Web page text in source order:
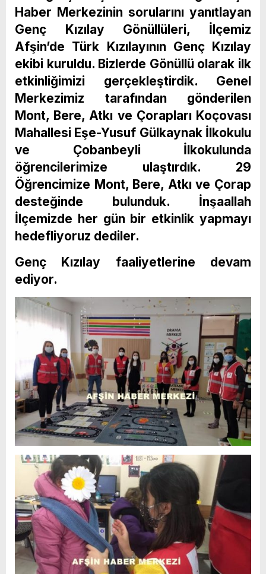
Haber Merkezinin sorularını yanıtlayan
Genç Kızılay Gönüllüleri, İlçemiz
Afşin’de Türk Kızılayının Genç Kızılay
ekibi kuruldu. Bizlerde Gönüllü olarak ilk
etkinliğimizi gerçekleştirdik. Genel
Merkezimiz tarafından gönderilen
Mont, Bere, Atkı ve Çorapları Koçovası
Mahallesi Eşe-Yusuf Gülkaynak İlkokulu
ve Çobanbeyli İlkokulunda
öğrencilerimize ulaştırdık. 29
Öğrencimize Mont, Bere, Atkı ve Çorap
desteğinde bulunduk. İnşaallah
İlçemizde her gün bir etkinlik yapmayı
hedefliyoruz dediler.
Genç Kızılay faaliyetlerine devam
ediyor.